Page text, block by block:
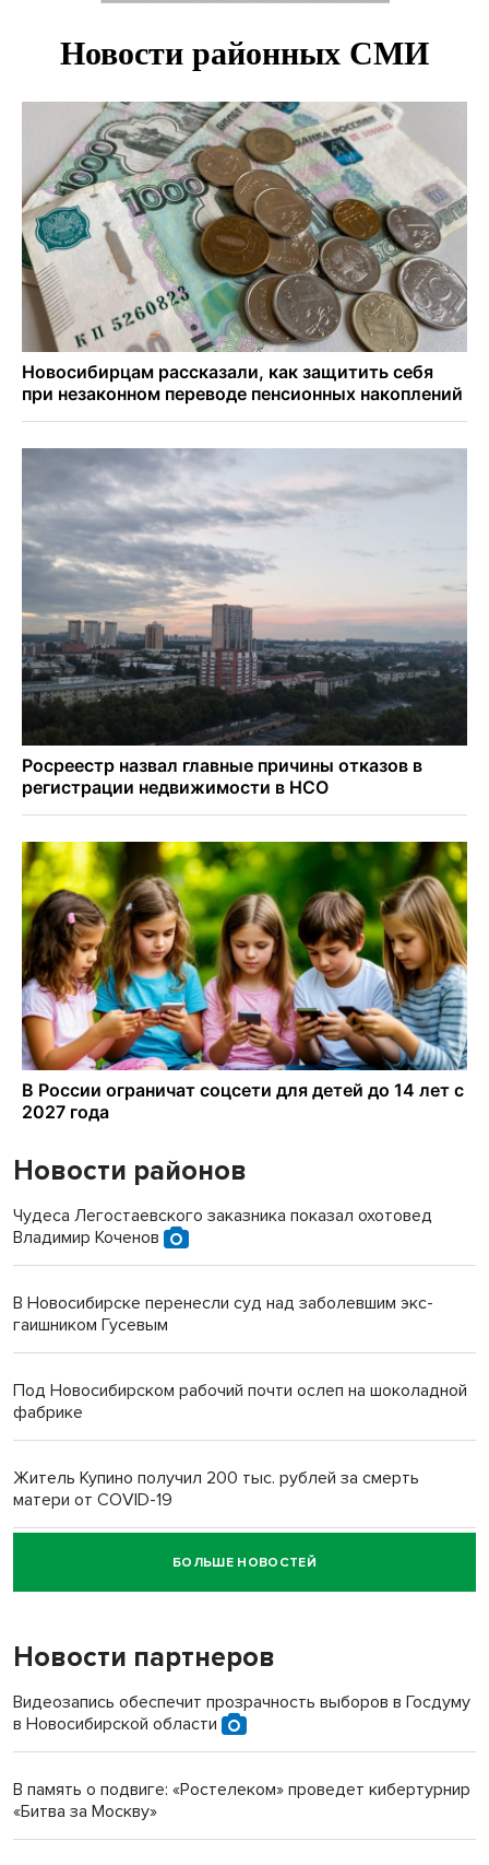
Новости районов
Чудеса Легостаевского заказника показал охотовед
Владимир Коченов
В Новосибирске перенесли суд над заболевшим экс-
гаишником Гусевым
Под Новосибирском рабочий почти ослеп на шоколадной
фабрике
Житель Купино получил 200 тыс. рублей за смерть
матери от COVID-19
Новосибирский суд наказал водителя за смерть
пенсионерки на вокзале
БОЛЬШЕ НОВОСТЕЙ
Новости партнеров
Видеозапись обеспечит прозрачность выборов в Госдуму
в Новосибирской области
В память о подвиге: «Ростелеком» проведет кибертурнир
«Битва за Москву»